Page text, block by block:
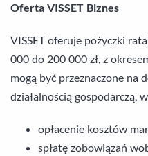
Oferta VISSET Biznes
VISSET oferuje pożyczki
000 do 200 000 zł, z
mogą być przeznaczone na
działalnością gospodarczą,
opłacenie kosztów
spłatę zobowiązań